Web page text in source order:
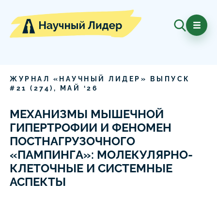
ЖУРНАЛ «НАУЧНЫЙ ЛИДЕР» ВЫПУСК
# 21 ( 274), МАЙ ‘26
МЕХАНИЗМЫ МЫШЕЧНОЙ
ГИПЕРТРОФИИ И ФЕНОМЕН
ПОСТНАГРУЗОЧНОГО
«ПАМПИНГА»: МОЛЕКУЛЯРНО-
КЛЕТОЧНЫЕ И СИСТЕМНЫЕ
АСПЕКТЫ